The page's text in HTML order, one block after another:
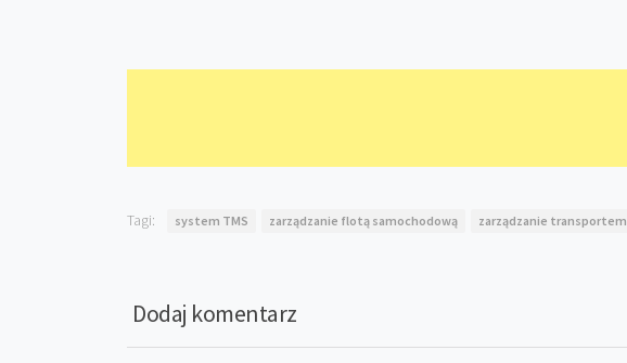
Tagi: system TMS zarządzanie flotą samochodową zarządzanie transportem
Dodaj komentarz